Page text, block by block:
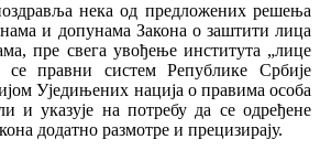
нека од предложених решења
и допунама Закона о заштити лица
пре свега увођење института „лице
правни систем Републике Србије
Уједињених нација о правима особа
и указује на потребу да се одређене
додатно размотре и прецизирају.